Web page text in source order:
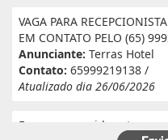
VAGA PARA
EM CONTATO PELO (65)
Anunciante: Terras Hotel
Contato: 65999219138 /
Atualizado dia 26/06/2026
Eu e meu marido estamos